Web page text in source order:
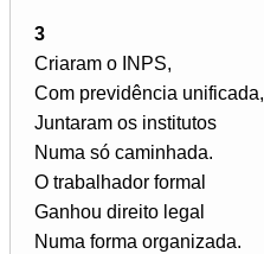
3
Criaram o INPS,
Com previdência unificada,
Juntaram os institutos
Numa só caminhada.
O trabalhador formal
Ganhou direito legal
Numa forma organizada.